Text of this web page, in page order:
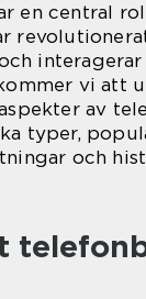
en central
interagerar
vi att
av
typer,
och